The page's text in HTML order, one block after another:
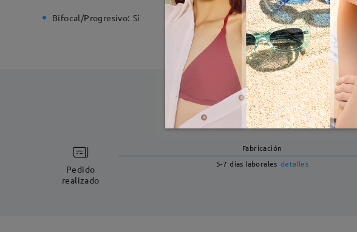
Bifocal/Progresivo: Sí Bisagra de resorte: No
Pedido
realizado
Fabricación
5-7 días laborales detalles